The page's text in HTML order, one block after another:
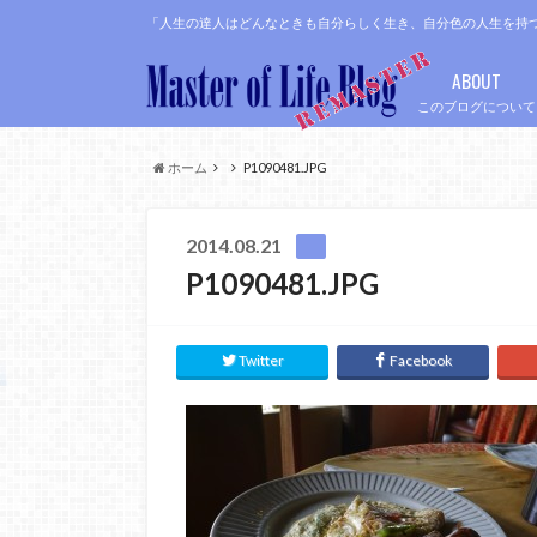
「人生の達人はどんなときも自分らしく生き、自分色の人生を持
このブログについて
ABOUT
ホーム P1090481.JPG
2014.08.21
P1090481.JPG
Twitter Facebook